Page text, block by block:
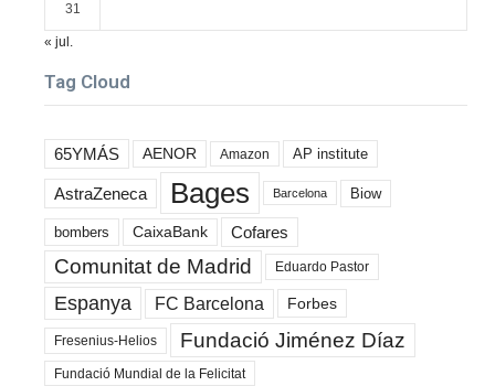
31
« jul.
Tag Cloud
65YMÁS AENOR Amazon AP institute
AstraZeneca Bages Barcelona Biow
bombers CaixaBank Cofares
Comunitat de Madrid Eduardo Pastor
Espanya FC Barcelona Forbes
Fresenius-Helios Fundació Jiménez Díaz
Fundació Mundial de la Felicitat